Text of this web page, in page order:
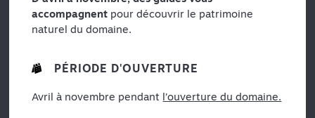
accompagnent pour découvrir le patrimoine
naturel du domaine.
PÉRIODE D'OUVERTURE
Avril à novembre pendant l’ouverture du domaine.